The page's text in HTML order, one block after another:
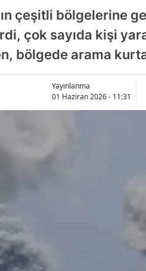
Antalya
Artvin
Aydın
Balıkesir
Bitlis
çeşitli bölgelerine
çok sayıda kişi
bölgede arama
Yayınlanma
01 Haziran 2026 - 11:31
Cem
yeni